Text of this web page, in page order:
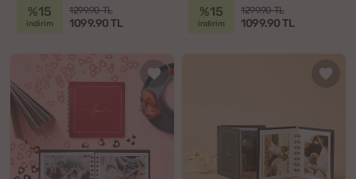
%15
indirim
1299.90 TL
1099.90 TL
%15
indirim
1299.90 TL
1099.90 TL